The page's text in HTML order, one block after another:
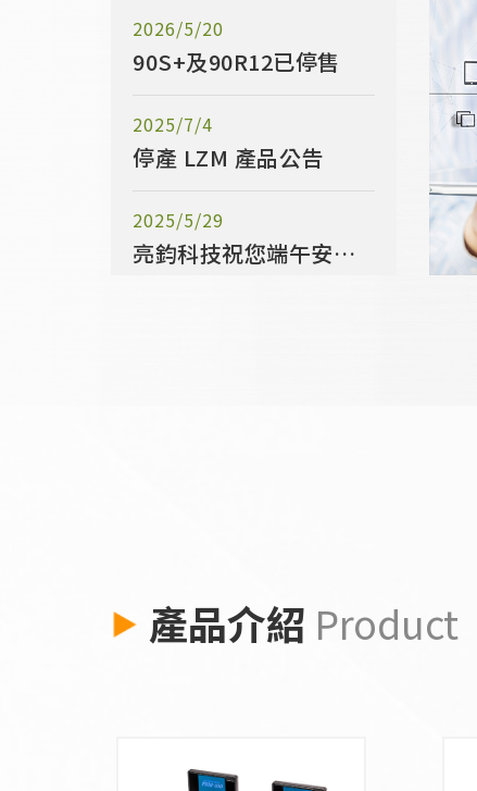
2026/5/20
90S+及90R12已停售
2025/7/4
停產 LZM 產品公告
2025/5/29
亮鈞科技祝您端午安康！
產品介紹 Product